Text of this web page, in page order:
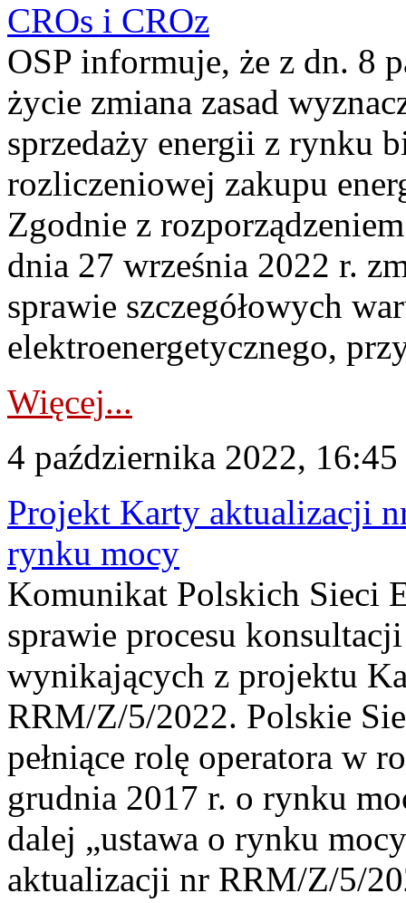
CROs i CROz
OSP informuje, że z dn. 8
życie zmiana zasad
sprzedaży energii z rynku
rozliczeniowej zakupu
Zgodnie z
dnia 27 września 2022 r.
sprawie szczegółowych
elektroenergetycznego,
Więcej...
4 października 2022, 16:45
Projekt Karty aktualizacji
rynku mocy
Komunikat Polskich Sieci
sprawie procesu
wynikających z projektu
RRM/Z/5/2022. Polskie
pełniące rolę operatora w
grudnia 2017 r. o rynku
dalej „ustawa o rynku
aktualizacji nr RRM/Z/5/